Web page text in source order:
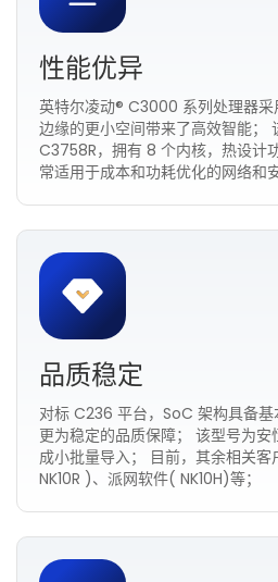
性能优异
英特尔凌动® C3000 系列处理器
边缘的更小空间带来了高效智能；
C3758R，拥有 8 个内核，热设计
常适用于成本和功耗优化的网络和
品质稳定
对标 C236 平台，SoC 架构具备
更为稳定的品质保障； 该型号为
成小批量导入； 目前，其余相关
NK10R )、派网软件( NK10H)等；